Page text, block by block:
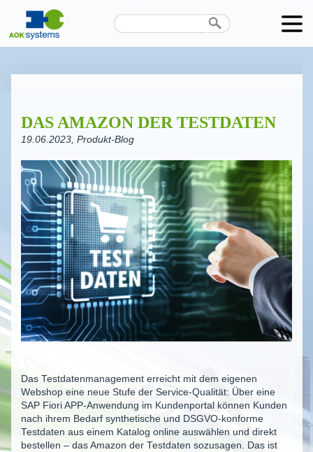
DAS AMAZON DER TESTDATEN
19.06.2023, Produkt-Blog
Das Testdatenmanagement erreicht mit dem eigenen
Webshop eine neue Stufe der Service-Qualität: Über eine
SAP Fiori APP-Anwendung im Kundenportal können Kunden
nach ihrem Bedarf synthetische und DSGVO-konforme
Testdaten aus einem Katalog online auswählen und direkt
bestellen – das Amazon der Testdaten sozusagen. Das ist
Karriere
Termine
Kontakt
Datenschutz